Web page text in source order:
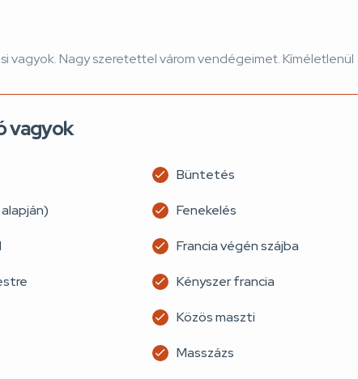
vagyok. Nagy szeretettel várom vendégeimet. Kíméletlenül
vagyok
Büntetés
Fenekelés
Francia végén szájba
Kényszer francia
Közös maszti
Masszázs